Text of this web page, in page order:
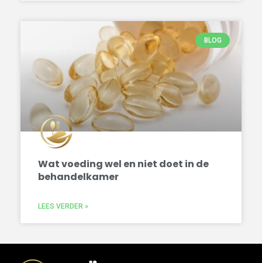
BLOG
Wat voeding wel en niet doet in de
behandelkamer
LEES VERDER »